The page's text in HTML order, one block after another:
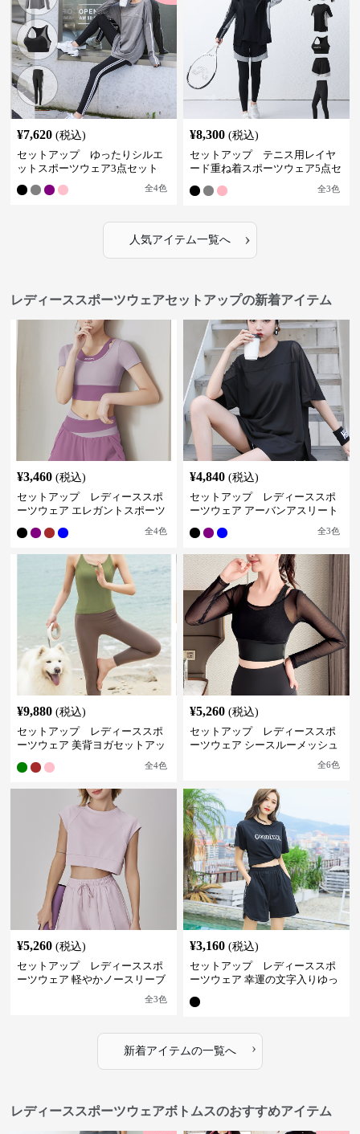
¥7,620 (税込)
セットアップ ゆったりシルエ
ットスポーツウェア3点セット
全4色
¥8,300 (税込)
セットアップ テニス用レイヤ
ード重ね着スポーツウェア5点セ
全3色
人気アイテム一覧へ ›
レディーススポーツウェアセットアップの新着アイテム
¥3,460 (税込)
セットアップ レディーススポ
ーツウェア エレガントスポーツ
全4色
¥4,840 (税込)
セットアップ レディーススポ
ーツウェア アーバンアスリート
全3色
¥9,880 (税込)
セットアップ レディーススポ
ーツウェア 美背ヨガセットアッ
全4色
¥5,260 (税込)
セットアップ レディーススポ
ーツウェア シースルーメッシュ
全6色
¥5,260 (税込)
セットアップ レディーススポ
ーツウェア 軽やかノースリーブ
全3色
¥3,160 (税込)
セットアップ レディーススポ
ーツウェア 幸運の文字入りゆっ
新着アイテムの一覧へ ›
レディーススポーツウェアボトムスのおすすめアイテム